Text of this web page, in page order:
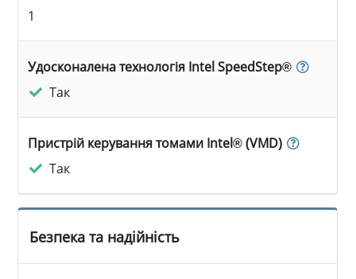
1
Удосконалена технологія Intel SpeedStep®
Так
Пристрій керування томами Intel® (VMD)
Так
Безпека та надійність